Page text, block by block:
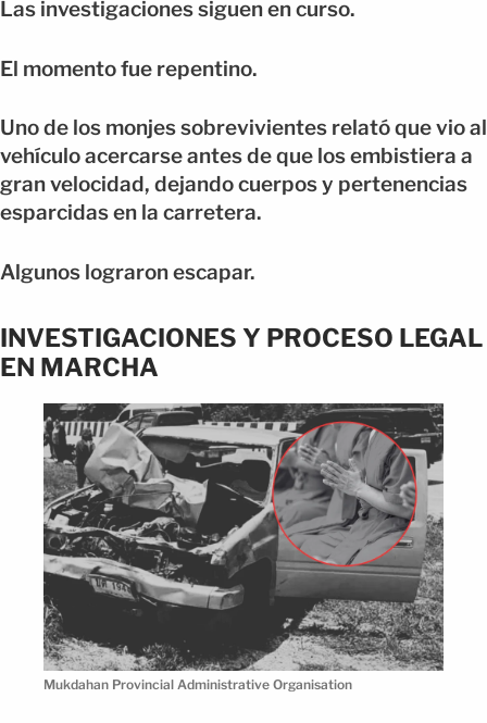
Las investigaciones siguen en curso.
El momento fue repentino.
Uno de los monjes sobrevivientes relató que vio al
vehículo acercarse antes de que los embistiera a
gran velocidad, dejando cuerpos y pertenencias
esparcidas en la carretera.
Algunos lograron escapar.
INVESTIGACIONES Y PROCESO LEGAL
EN MARCHA
Mukdahan Provincial Administrative Organisation